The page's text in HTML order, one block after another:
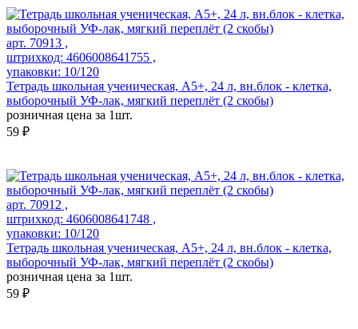
арт. 70913 ,
штрихкод: 4606008641755 ,
упаковки: 10/120
Тетрадь школьная ученическая, А5+, 24 л, вн.блок - клетка,
выборочный УФ-лак, мягкий переплёт (2 скобы)
розничная цена за 1шт.
59 ₽
арт. 70912 ,
штрихкод: 4606008641748 ,
упаковки: 10/120
Тетрадь школьная ученическая, А5+, 24 л, вн.блок - клетка,
выборочный УФ-лак, мягкий переплёт (2 скобы)
розничная цена за 1шт.
59 ₽